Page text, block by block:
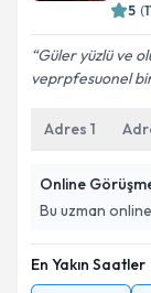
5 (
Güler yüzlü ve
veprpfesuonel
Adres 1
Online
Bu uzman
En Yakın Saatler